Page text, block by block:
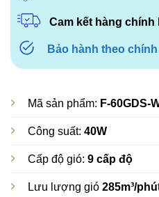
Cam kết hàng chính
Bảo hành theo
Mã sản phẩm: F-60GDS-
Công suất: 40W
Cấp độ gió: 9 cấp độ
Lưu lượng gió 285m³/phú